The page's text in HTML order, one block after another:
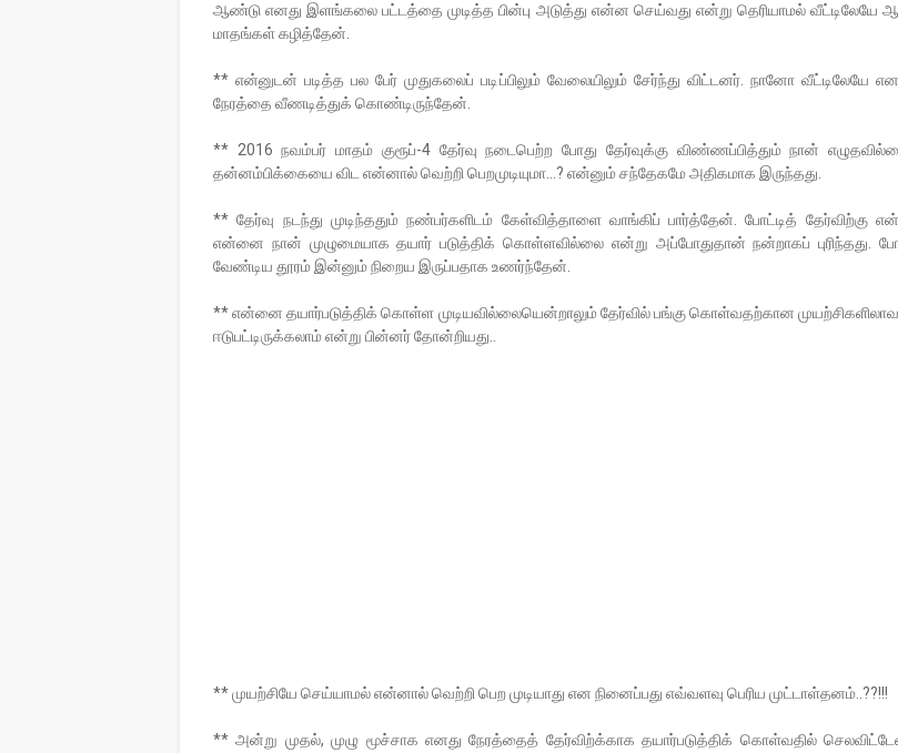
ஆண்டு எனது இளங்கலை பட்டத்தை முடித்த பின்பு அடுத்து என்ன செய்வது என்று தெரியாமல் வீட்டிலேயே
மாதங்கள் கழித்தேன்.
** என்னுடன் படித்த பல பேர் முதுகலைப் படிப்பிலும் வேலையிலும் சேர்ந்து விட்டனர். நானோ வீட்டிலேயே
நேரத்தை வீணடித்துக் கொண்டிருந்தேன்.
** 2016 நவம்பர் மாதம் குரூப்-4 தேர்வு நடைபெற்ற போது தேர்வுக்கு விண்ணப்பித்தும் நான்
தன்னம்பிக்கையை விட என்னால் வெற்றி பெறமுடியுமா…? என்னும் சந்தேகமே அதிகமாக இருந்தது.
** தேர்வு நடந்து முடிந்ததும் நண்பர்களிடம் கேள்வித்தாளை வாங்கிப் பார்த்தேன். போட்டித் தேர்விற்கு
என்னை நான் முழுமையாக தயார் படுத்திக் கொள்ளவில்லை என்று அப்போதுதான் நன்றாகப் புரிந்தது.
வேண்டிய தூரம் இன்னும் நிறைய இருப்பதாக உணர்ந்தேன்.
** என்னை தயார்படுத்திக் கொள்ள முடியவில்லையென்றாலும் தேர்வில் பங்கு கொள்வதற்கான
ஈடுபட்டிருக்கலாம் என்று பின்னர் தோன்றியது..
** முயற்சியே செய்யாமல் என்னால் வெற்றி பெற முடியாது என நினைப்பது எவ்வளவு பெரிய முட்டாள்தனம்..??!!!
** அன்று முதல், முழு மூச்சாக எனது நேரத்தைத் தேர்விற்க்காக தயார்படுத்திக் கொள்வதில்